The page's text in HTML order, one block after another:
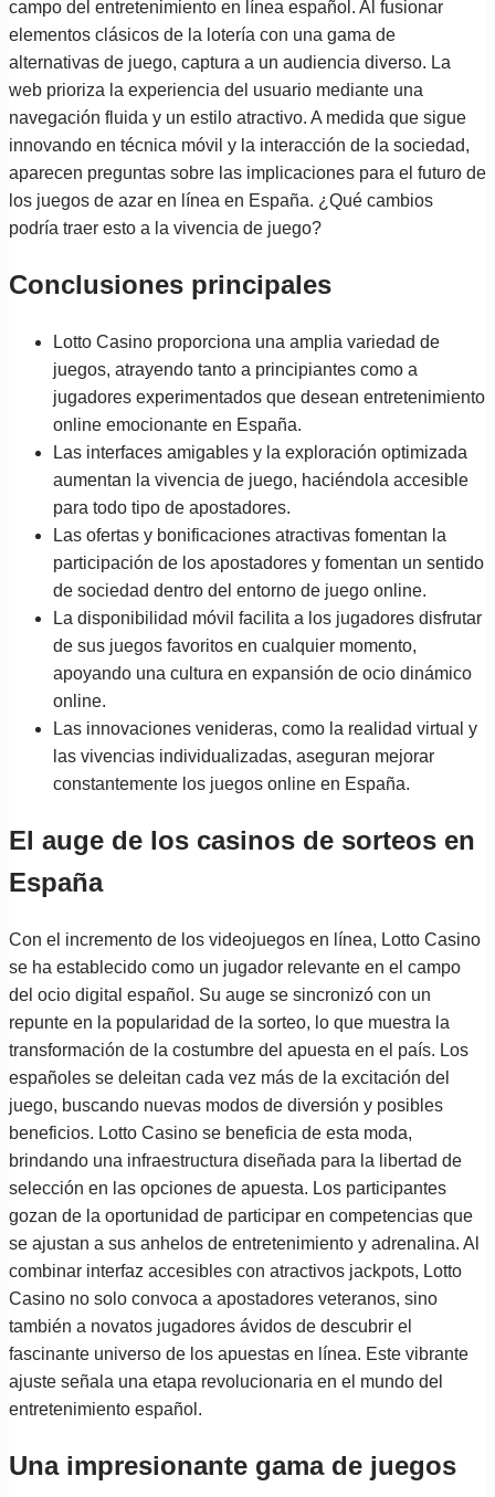
campo del entretenimiento en línea español. Al fusionar
elementos clásicos de la lotería con una gama de
alternativas de juego, captura a un audiencia diverso. La
web prioriza la experiencia del usuario mediante una
navegación fluida y un estilo atractivo. A medida que sigue
innovando en técnica móvil y la interacción de la sociedad,
aparecen preguntas sobre las implicaciones para el futuro de
los juegos de azar en línea en España. ¿Qué cambios
podría traer esto a la vivencia de juego?
Conclusiones principales
Lotto Casino proporciona una amplia variedad de
juegos, atrayendo tanto a principiantes como a
jugadores experimentados que desean entretenimiento
online emocionante en España.
Las interfaces amigables y la exploración optimizada
aumentan la vivencia de juego, haciéndola accesible
para todo tipo de apostadores.
Las ofertas y bonificaciones atractivas fomentan la
participación de los apostadores y fomentan un sentido
de sociedad dentro del entorno de juego online.
La disponibilidad móvil facilita a los jugadores disfrutar
de sus juegos favoritos en cualquier momento,
apoyando una cultura en expansión de ocio dinámico
online.
Las innovaciones venideras, como la realidad virtual y
las vivencias individualizadas, aseguran mejorar
constantemente los juegos online en España.
El auge de los casinos de sorteos en
España
Con el incremento de los videojuegos en línea, Lotto Casino
se ha establecido como un jugador relevante en el campo
del ocio digital español. Su auge se sincronizó con un
repunte en la popularidad de la sorteo, lo que muestra la
transformación de la costumbre del apuesta en el país. Los
españoles se deleitan cada vez más de la excitación del
juego, buscando nuevas modos de diversión y posibles
beneficios. Lotto Casino se beneficia de esta moda,
brindando una infraestructura diseñada para la libertad de
selección en las opciones de apuesta. Los participantes
gozan de la oportunidad de participar en competencias que
se ajustan a sus anhelos de entretenimiento y adrenalina. Al
combinar interfaz accesibles con atractivos jackpots, Lotto
Casino no solo convoca a apostadores veteranos, sino
también a novatos jugadores ávidos de descubrir el
fascinante universo de los apuestas en línea. Este vibrante
ajuste señala una etapa revolucionaria en el mundo del
entretenimiento español.
Una impresionante gama de juegos